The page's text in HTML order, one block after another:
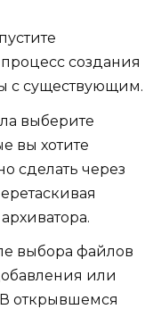
создания
с существующим.
выберите
вы хотите
сделать через
выбора файлов
или
открывшемся